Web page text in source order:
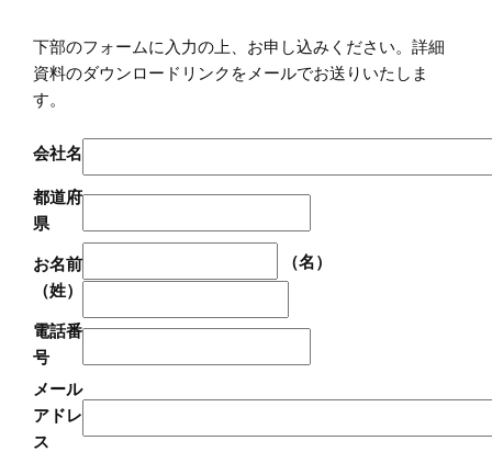
下部のフォームに入力の上、お申し込みください。詳細
資料のダウンロードリンクをメールでお送りいたしま
す。
会社名
都道府
県
お名前
（姓）
（名）
電話番
号
メール
アドレ
ス